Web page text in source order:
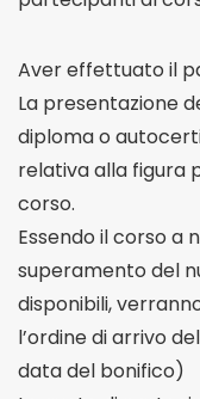
Aver effettuato il
La presentazione
diploma o
relativa alla figura
corso.
Essendo il corso a
superamento del
disponibili,
l’ordine di arrivo
data del bonifico)